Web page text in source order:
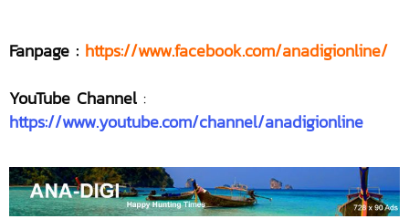
Fanpage : https://www.facebook.com/anadigionline/
YouTube Channel :
https://www.youtube.com/channel/anadigionline